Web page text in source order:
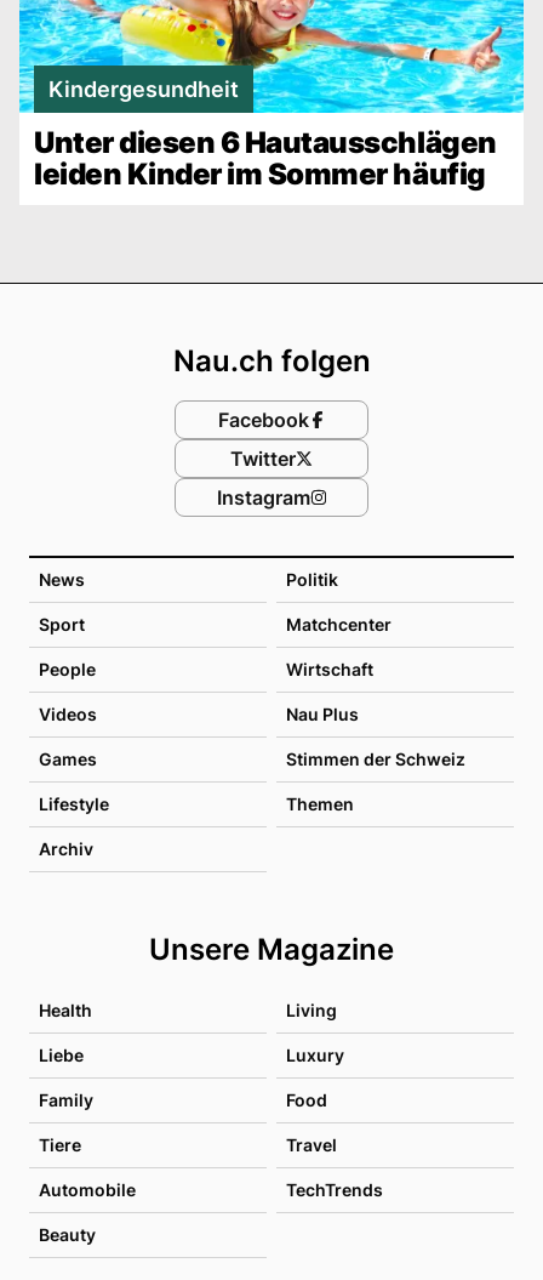
Kindergesundheit
Unter diesen 6 Hautausschlägen
leiden Kinder im Sommer häufig
News Politik
Sport Matchcenter
People Wirtschaft
Videos Nau Plus
Games Stimmen der Schweiz
Lifestyle Themen
Archiv
Unsere Magazine
Health Living
Liebe Luxury
Family Food
Tiere Travel
Automobile TechTrends
Beauty
Nau.ch folgen
Facebook
Twitter
Instagram